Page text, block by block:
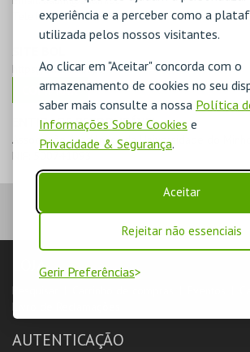
experiência e a perceber como a
utilizada pelos nossos visitantes.
Ao clicar em "Aceitar" concorda com o
armazenamento de cookies no seu
saber mais consulte a nossa Política
Informações Sobre Cookies e
Privacidade & Segurança.
Aceitar
Rejeitar não essenciais
Gerir Preferências
Telefone:253273359
https://aaum.bol.pt
COMPRAR
ENTIDADE RESPONSÁVEL
Associação Académica da Universidade do Minho
NIF:
LOJA
Pesquisar
Livro de Reclamações
AUTENTICAÇÃO